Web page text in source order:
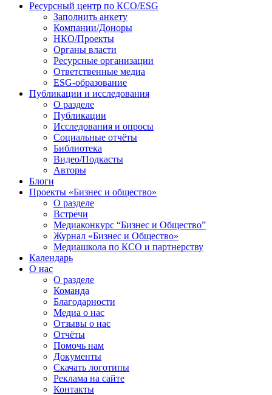
Ресурсный центр по КСО/ESG
Заполнить анкету
Компании/Доноры
НКО/Проекты
Органы власти
Ресурсные организации
Ответственные медиа
ESG-образование
Публикации и исследования
О разделе
Публикации
Исследования и опросы
Социальные отчёты
Библиотека
Видео/Подкасты
Авторы
Блоги
Проекты «Бизнес и общество»
О разделе
Встречи
Медиаконкурс “Бизнес и Общество”
Журнал «Бизнес и Общество»
Медиашкола по КСО и партнерству
Календарь
О нас
О разделе
Команда
Благодарности
Медиа о нас
Отзывы о нас
Отчёты
Помочь нам
Документы
Скачать логотипы
Реклама на сайте
Контакты